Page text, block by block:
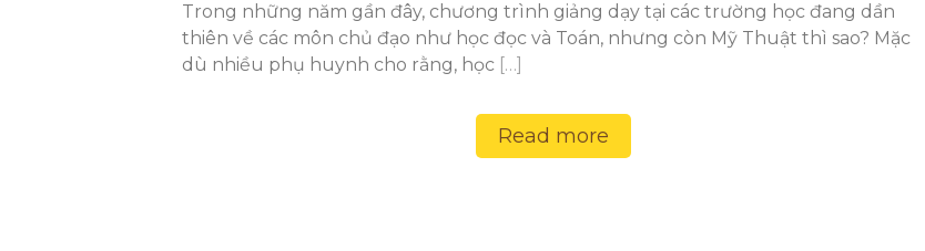
Trong những năm gần đây, chương trình giảng dạy tại các trường học đang dần
thiên về các môn chủ đạo như học đọc và Toán, nhưng còn Mỹ Thuật thì sao? Mặc
dù nhiều phụ huynh cho rằng, học […]
Read more